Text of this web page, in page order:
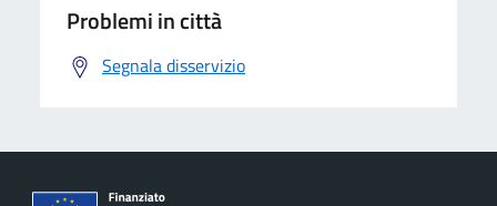
Problemi in città
Segnala disservizio